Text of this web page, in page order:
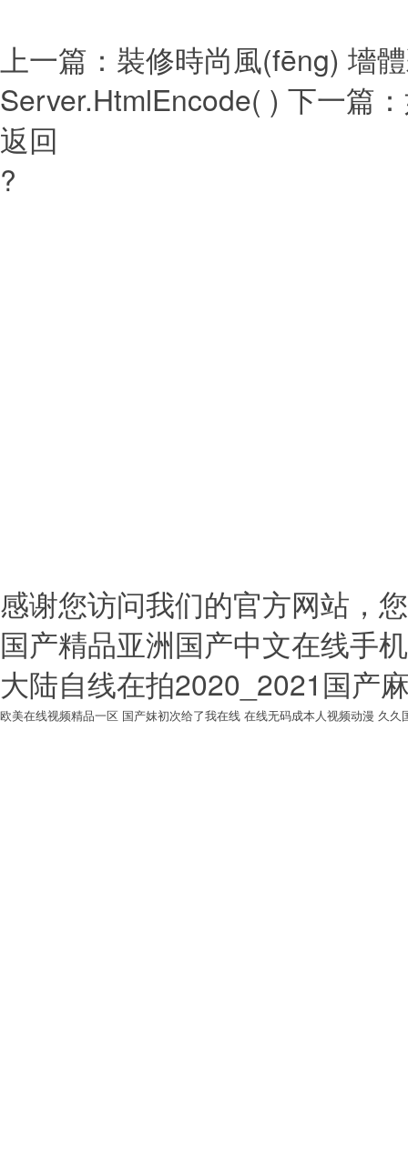
上一篇： 裝修時尚風(fēng) 墻
Server.HtmlEncode( ) 下一篇：
返回
?
感谢您访问我们的官方网站，
国产精品亚洲国产中文在线手
大陆自线在拍2020_2021国产
欧美在线视频精品一区 国产妺初次给了我在线 在线无码成本人视频动漫 久久